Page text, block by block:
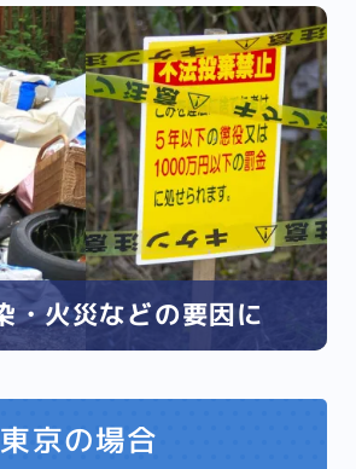
・火災などの要因に
京の場合